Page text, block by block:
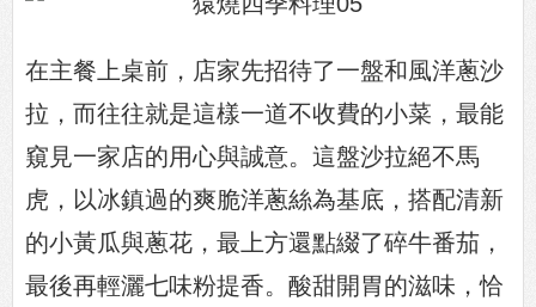
在主餐上桌前，店家先招待了一盤和風洋蔥沙
拉，而往往就是這樣一道不收費的小菜，最能
窺見一家店的用心與誠意。這盤沙拉絕不馬
虎，以冰鎮過的爽脆洋蔥絲為基底，搭配清新
的小黃瓜與蔥花，最上方還點綴了碎牛番茄，
最後再輕灑七味粉提香。酸甜開胃的滋味，恰